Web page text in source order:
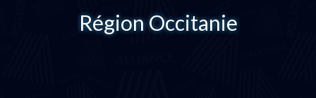
Région Occitanie